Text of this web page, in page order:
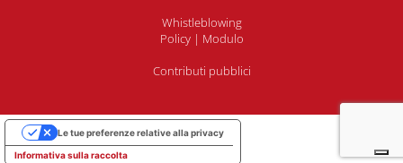
Whistleblowing
Policy| Modulo
Contributi pubblici
Informativa sulla raccolta
Le tue preferenze relative alla privacy